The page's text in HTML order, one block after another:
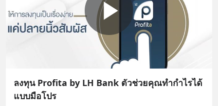
ลงทุน Profita by LH Bank ตัวช่วยคุณทำกำไรได้
แบบมือโปร